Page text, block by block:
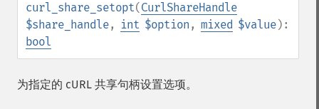
curl_share_setopt(CurlShareHandle
$share_handle, int $option , mixed $value):
bool
为指定的 cURL 共享句柄设置选项。